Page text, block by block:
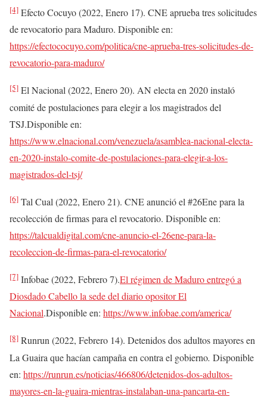
[4] Efecto Cocuyo (2022, Enero 17). CNE aprueba tres solicitudes
de revocatorio para Maduro. Disponible en:
https://efectococuyo.com/politica/cne-aprueba-tres-solicitudes-de-
revocatorio-para-maduro/
[5] El Nacional (2022, Enero 20). AN electa en 2020 instaló
comité de postulaciones para elegir a los magistrados del
TSJ.Disponible en:
https://www.elnacional.com/venezuela/asamblea-nacional-electa-
en-2020-instalo-comite-de-postulaciones-para-elegir-a-los-
magistrados-del-tsj/
[6] Tal Cual (2022, Enero 21). CNE anunció el #26Ene para la
recolección de firmas para el revocatorio. Disponible en:
https://talcualdigital.com/cne-anuncio-el-26ene-para-la-
recoleccion-de-firmas-para-el-revocatorio/
[7] Infobae (2022, Febrero 7).El régimen de Maduro entregó a
Diosdado Cabello la sede del diario opositor El
Nacional.Disponible en: https://www.infobae.com/america/
[8] Runrun (2022, Febrero 14). Detenidos dos adultos mayores en
La Guaira que hacían campaña en contra el gobierno. Disponible
en: https://runrun.es/noticias/466806/detenidos-dos-adultos-
mayores-en-la-guaira-mientras-instalaban-una-pancarta-en-